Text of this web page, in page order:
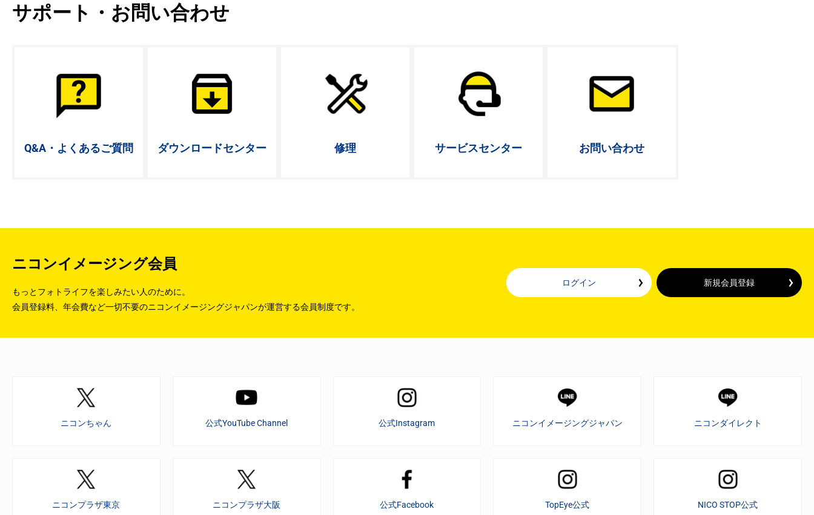
サポート・お問い合わせ
Q&A・よく あるご質問 ダウンロードセンター 修理 サービスセンター お問い合わせ
ニコンイメージング会員
もっとフォトライフを楽しみたい人のために。
会員登録料、年会費など一切不要のニコンイメージングジャパンが運営する会員制度です。
ログイン 新規会員登録
ニコンちゃん 公式YouTube Channel 公式Instagram ニコンイメージングジャパン ニコンダイレクト
ニコンプラザ東京 ニコンプラザ大阪 公式Facebook TopEye公式 NICO STOP公式